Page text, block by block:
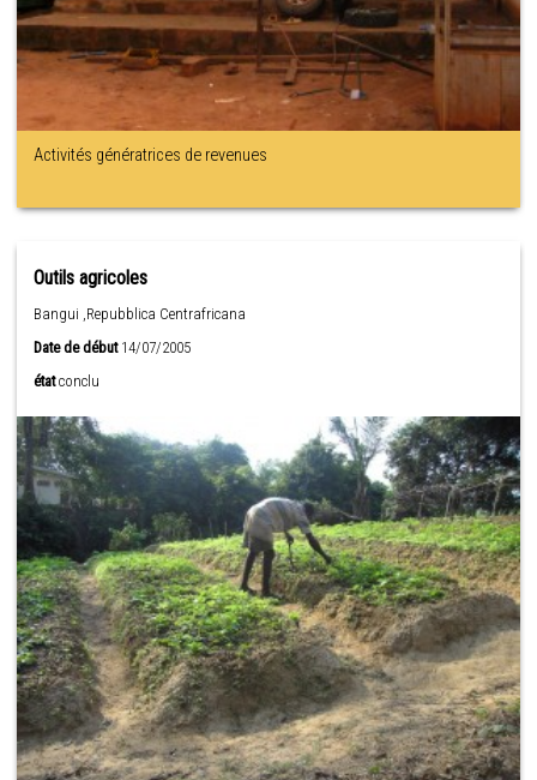
Activités génératrices de revenues
Outils agricoles
Bangui ,Repubblica Centrafricana
Date de début14/07/2005
état conclu